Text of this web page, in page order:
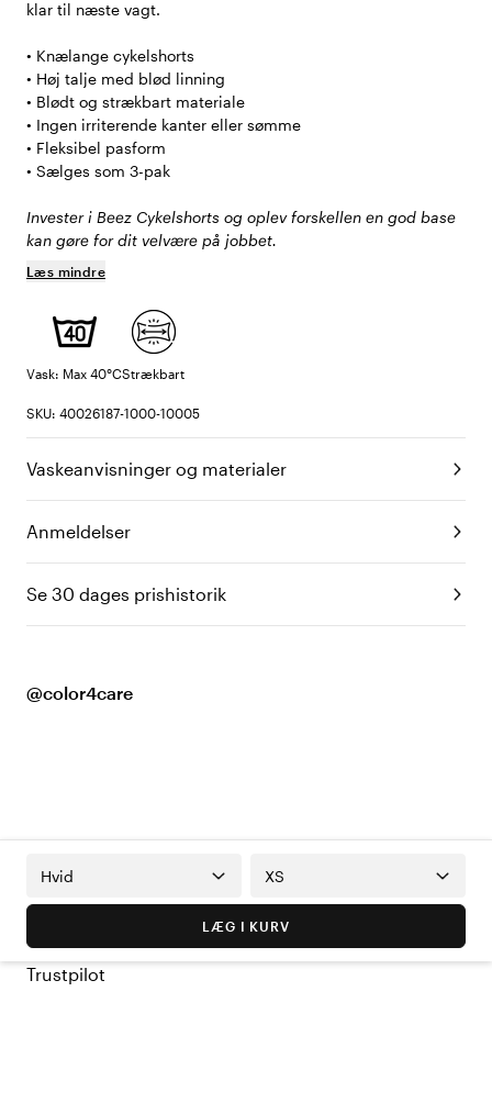
klar til næste vagt.
• Knælange cykelshorts
• Høj talje med blød linning
• Blødt og strækbart materiale
• Ingen irriterende kanter eller sømme
• Fleksibel pasform
• Sælges som 3-pak
Invester i Beez Cykelshorts og oplev forskellen en god base
kan gøre for dit velvære på jobbet.
Læs mindre
Vask: Max 40°CStrækbart
SKU: 40026187-1000-10005
Vaskeanvisninger og materialer
Anmeldelser
Se 30 dages prishistorik
@color4care
Hvid XS
LÆG I KURV
Trustpilot